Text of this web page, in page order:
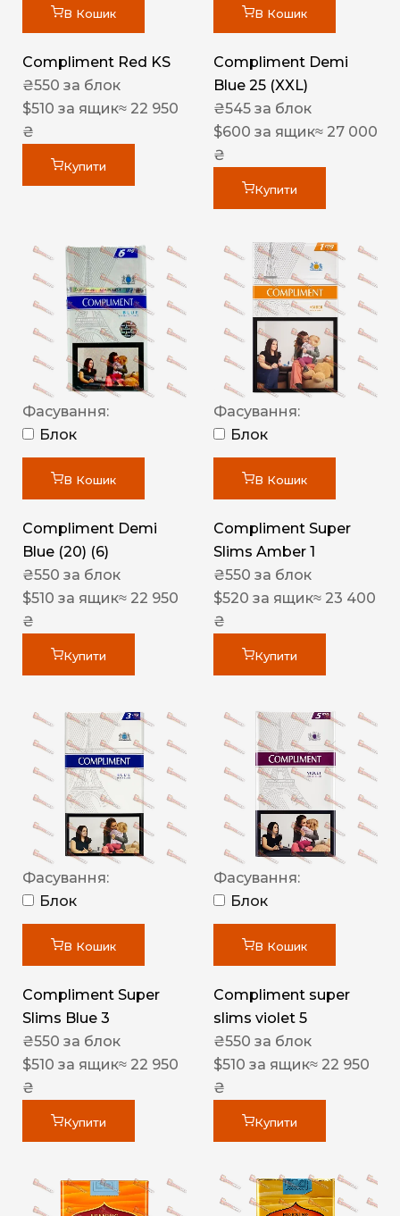
В Кошик
Compliment Red KS
₴550 за блок
$510 за ящик≈ 22 950
₴
Купити
В Кошик
Compliment Demi
Blue 25 (XXL)
₴545 за блок
$600 за ящик≈ 27 000
₴
Купити
Фасування:
Блок
В Кошик
Compliment Demi
Blue (20) (6)
₴550 за блок
$510 за ящик≈ 22 950
₴
Купити
Фасування:
Блок
В Кошик
Compliment Super
Slims Amber 1
₴550 за блок
$520 за ящик≈ 23 400
₴
Купити
Фасування:
Блок
В Кошик
Compliment Super
Slims Blue 3
₴550 за блок
$510 за ящик≈ 22 950
₴
Купити
Фасування:
Блок
В Кошик
Compliment super
slims violet 5
₴550 за блок
$510 за ящик≈ 22 950
₴
Купити